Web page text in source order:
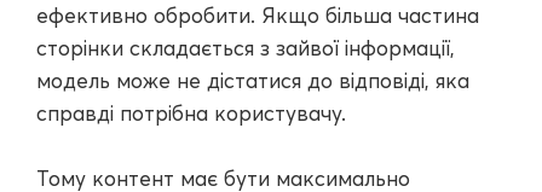
ефективно обробити. Якщо більша частина
сторінки складається з зайвої інформації,
модель може не дістатися до відповіді, яка
справді потрібна користувачу.
Тому контент має бути максимально